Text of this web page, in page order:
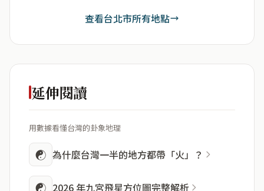
查看台北市所有地點
延伸閱讀
用數據看懂台灣的卦象地理
☯ 為什麼台灣一半的地方都帶「火」？
☯ 2026 年九宮飛星方位圖完整解析